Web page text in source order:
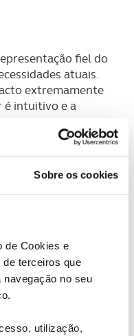
Sobre os cookies
de Cookies e
terceiros que
no seu
utilização,
fiel do
atuais.
extremamente
é intuitivo e a
6,6 kW / 50 kW
(AC 6,6 kW)